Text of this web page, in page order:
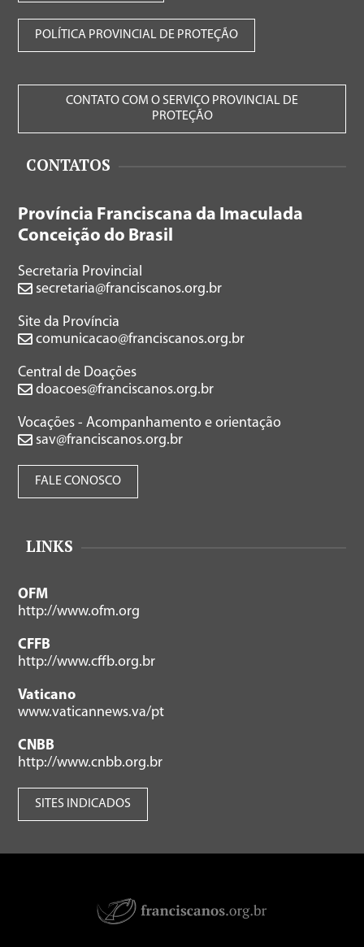
POLÍTICA PROVINCIAL DE PROTEÇÃO
CONTATO COM O SERVIÇO PROVINCIAL DE
PROTEÇÃO
CONTATOS
Província Franciscana da Imaculada
Conceição do Brasil
Secretaria Provincial
secretaria@franciscanos.org.br
Site da Província
comunicacao@franciscanos.org.br
Central de Doações
doacoes@franciscanos.org.br
Vocações - Acompanhamento e orientação
sav@franciscanos.org.br
FALE CONOSCO
LINKS
OFM
http://www.ofm.org
CFFB
http://www.cffb.org.br
Vaticano
www.vaticannews.va/pt
CNBB
http://www.cnbb.org.br
SITES INDICADOS